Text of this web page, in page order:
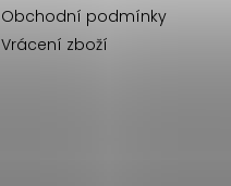
Obchodní podmínky
Vrácení zboží